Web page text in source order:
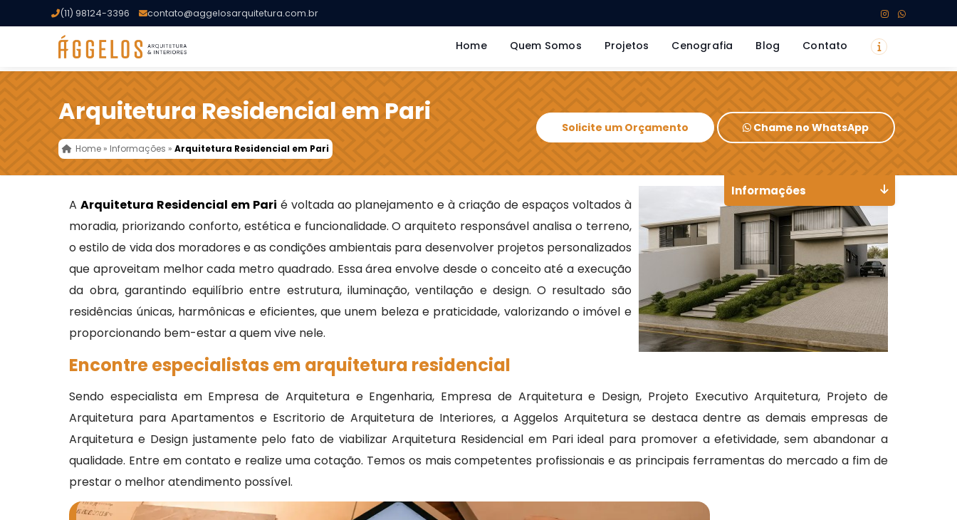
(11) 98124-3396 contato@aggelosarquitetura.com.br
Home Quem Somos Projetos Cenografia Blog Contato
Arquitetura Residencial em Pari
Home » Informações »Arquitetura Residencial em Pari
Solicite um Orçamento Chame no WhatsApp
AArquitetura Residencial em Pari é voltada ao planejamento e à criação de espaços voltados à
moradia, priorizando conforto, estética e funcionalidade. O arquiteto responsável analisa o terreno,
o estilo de vida dos moradores e as condições ambientais para desenvolver projetos personalizados
que aproveitam melhor cada metro quadrado. Essa área envolve desde o conceito até a execução
da obra, garantindo equilíbrio entre estrutura, iluminação, ventilação e design. O resultado são
residências únicas, harmônicas e eficientes, que unem beleza e praticidade, valorizando o imóvel e
proporcionando bem-estar a quem vive nele.
Encontre especialistas em arquitetura residencial
Sendo especialista em Empresa de Arquitetura e Engenharia, Empresa de Arquitetura e Design, Projeto Executivo Arquitetura, Projeto de
Arquitetura para Apartamentos e Escritorio de Arquitetura de Interiores, a Aggelos Arquitetura se destaca dentre as demais empresas de
Arquitetura e Design justamente pelo fato de viabilizar Arquitetura Residencial em Pari ideal para promover a efetividade, sem abandonar a
qualidade. Entre em contato e realize uma cotação. Temos os mais competentes profissionais e as principais ferramentas do mercado a fim de
prestar o melhor atendimento possível.
Informações